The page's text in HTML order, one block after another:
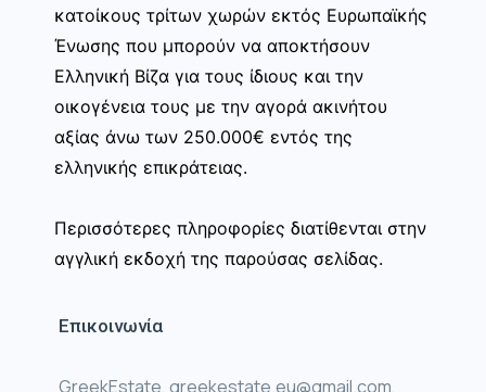
κατοίκους τρίτων χωρών εκτός Ευρωπαϊκής
Ένωσης που μπορούν να αποκτήσουν
Ελληνική Βίζα για τους ίδιους και την
οικογένεια τους με την αγορά ακινήτου
αξίας άνω των 250.000€ εντός της
ελληνικής επικράτειας.
Περισσότερες πληροφορίες διατίθενται στην
αγγλική εκδοχή της παρούσας σελίδας.
Επικοινωνία
GreekEstate, greekestate.eu@gmail.com,